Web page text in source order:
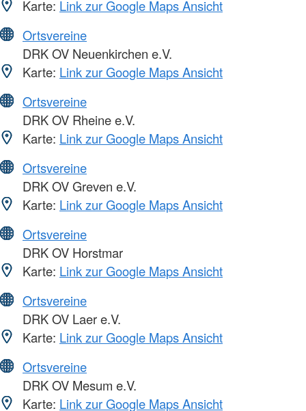
Karte: Link zur Google Maps Ansicht
Ortsvereine
DRK OV Neuenkirchen e.V.
Karte: Link zur Google Maps Ansicht
Ortsvereine
DRK OV Rheine e.V.
Karte: Link zur Google Maps Ansicht
Ortsvereine
DRK OV Greven e.V.
Karte: Link zur Google Maps Ansicht
Ortsvereine
DRK OV Horstmar
Karte: Link zur Google Maps Ansicht
Ortsvereine
DRK OV Laer e.V.
Karte: Link zur Google Maps Ansicht
Ortsvereine
DRK OV Mesum e.V.
Karte: Link zur Google Maps Ansicht